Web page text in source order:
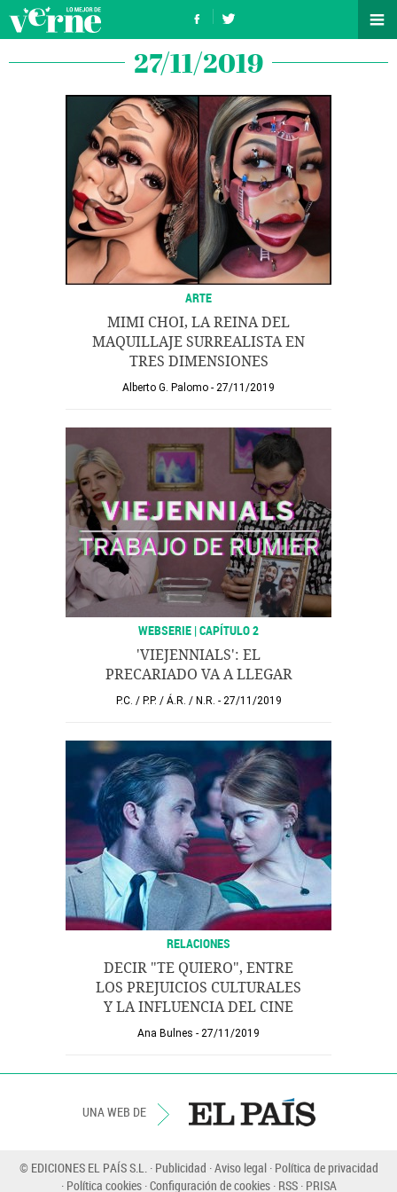
27/11/2019
ARTE
MIMI CHOI, LA REINA DEL
MAQUILLAJE SURREALISTA EN
TRES DIMENSIONES
Alberto G. Palomo 27/11/2019
WEBSERIE | CAPÍTULO 2
'VIEJENNIALS': EL
PRECARIADO VA A LLEGAR
P.C. / P.P. / Á.R. / N.R. 27/11/2019
RELACIONES
DECIR "TE QUIERO", ENTRE
LOS PREJUICIOS CULTURALES
Y LA INFLUENCIA DEL CINE
Ana Bulnes 27/11/2019
UNA WEB DE
© EDICIONES EL PAÍS S.L. Publicidad Aviso legal Política de privacidad
Política cookies Configuración de cookies RSS PRISA